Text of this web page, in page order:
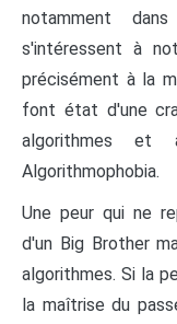
notamment
s'intéressent à
précisément à la
font état d'une
algorithmes
Algorithmophobia.
Une peur qui ne
d'un Big Brother
algorithmes. Si la
la maîtrise du